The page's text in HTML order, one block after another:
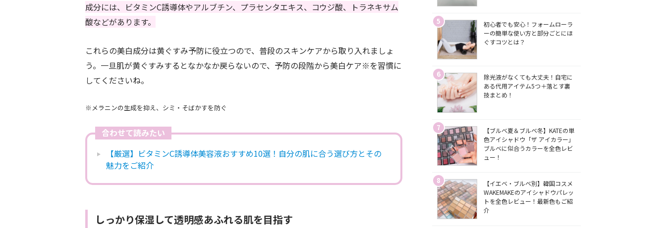
成分には、ビタミンC誘導体やアルブチン、プラセンタエキス、コウジ酸、トラネキサム
酸などがあります。
これらの美白成分は黄ぐすみ予防に役立つので、普段のスキンケアから取り入れましょ
う。一旦肌が黄ぐすみするとなかなか戻らないので、予防の段階から美白ケア※を習慣に
してくださいね。
※メラニンの生成を抑え、シミ・そばかすを防ぐ
合わせて読みたい
【厳選】ビタミンC誘導体美容液おすすめ10選！自分の肌に合う選び方とその
魅力をご紹介
しっかり保湿して透明感あふれる肌を目指す
5
初心者でも安心！フォームローラ
ーの簡単な使い方と部分ごとにほ
ぐすコツとは？
6
除光液がなくても大丈夫！自宅に
ある代用アイテム5つ＋落とす裏
技まとめ！
7
【ブルベ夏＆ブルベ冬】KATEの単
色アイシャドウ「ザ アイカラー」
ブルベに似合うカラーを全色レビ
ュー！
8
【イエベ・ブルベ別】韓国コスメ
WAKEMAKEのアイシャドウパレッ
トを全色レビュー！最新色もご紹
介